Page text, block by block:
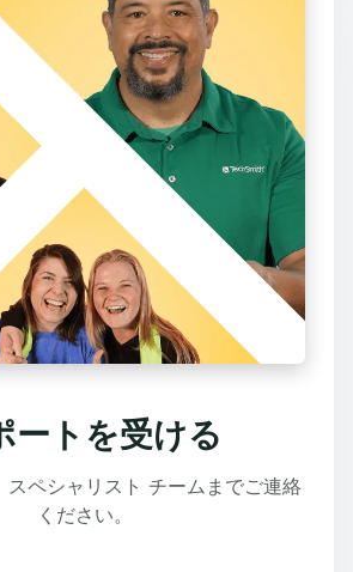
ートを受ける
スペシャリスト チームまでご連絡
ください。